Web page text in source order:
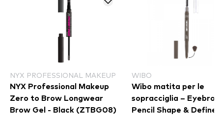
NYX PROFESSIONAL MAKEUP
NYX Professional Makeup
Zero to Brow Longwear
Brow Gel - Black (ZTBG08)
WIBO
Wibo matita per le
sopracciglia – Eyebrow
Pencil Shape & Define